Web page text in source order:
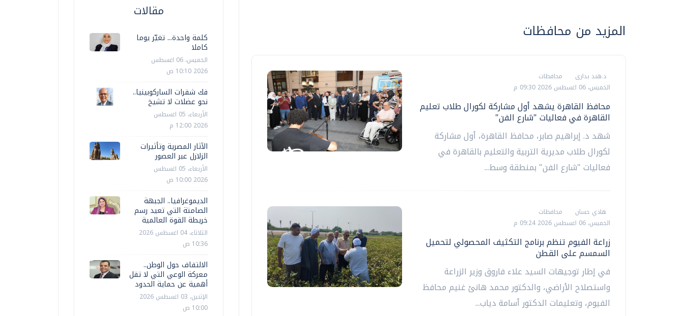
المزيد من محافظات
د.هند بدارى
محافظات
الخميس، 06 اغسطس 2026 09:30 م
محافظ القاهرة يشهد أول مشاركة لكورال طلاب تعليم
القاهرة في فعاليات "شارع الفن"
شهد د. إبراهيم صابر، محافظ القاهرة، أول مشاركة
لكورال طلاب مديرية التربية والتعليم بالقاهرة في
فعاليات "شارع الفن" بمنطقة وسط...
هادي حسان
محافظات
الخميس، 06 اغسطس 2026 09:24 م
زراعة الفيوم تنظم برنامج التكثيف المحصولي لتحميل
السمسم على القطن
في إطار توجيهات السيد علاء فاروق وزير الزراعة
واستصلاح الأراضي، والدكتور محمد هانئ غنيم محافظ
الفيوم، وتعليمات الدكتور أسامة دياب...
مقالات
كلمة واحدة... تغيّر يوما
كاملا
الخميس، 06 اغسطس
2026 10:10 ص
فك شفرات الساركوبينيا..
نحو عضلات لا تشيخ
الأربعاء، 05 اغسطس
2026 12:00 م
الآثار المصرية وتأثيرات
الزلازل عبر العصور
الأربعاء، 05 اغسطس
2026 10:00 ص
الديموغرافيا.. الجبهة
الصامتة التي تعيد رسم
خريطة القوة العالمية
الثلاثاء، 04 اغسطس 2026
10:36 ص
الالتفاف حول الوطن..
معركة الوعي التي لا تقل
أهمية عن حماية الحدود
الإثنين، 03 اغسطس 2026
10:00 ص